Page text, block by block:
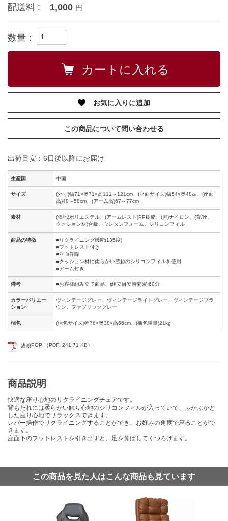
配送料 : 1,000 円
数量：
お気に入りに追加
この商品について問い合わせる
出荷目安：6日後以降にお届け
生産国 中国
サイズ
(外寸)幅71×奥71×高111～121cm、(座面サイズ)幅54×奥48㎝、(座面
高)48～58cm、(アーム高)67～77cm
素材
(張地)ポリエステル、(アームレスト)PP樹脂、(脚)ナイロン、(背/座、
クッション材)合板、ウレタンフォーム、シリコンフィル
商品の特徴
■リクライニング機能(135度)
■フットレスト付き
■座面昇降
■クッション材に柔らかい感触のシリコンフィルを使用
■アーム付き
備考 ■お客様組み立て商品、(組立目安時間)約60分
カラーバリエー
ション
ヴィンテージグレー、ヴィンテージライトグレー、ヴィンテージブラ
ウン。ファブリックグレー
梱包 (梱包サイズ)幅76×奥38×高66cm、(梱包重量)21kg
店頭POP （PDF: 241.71 KB）
商品説明
快適な座り心地のリクライニングチェアです。
背もたれには柔らかい触り心地のシリコンフィルが入っていて、ふかふかと
した座り心地でリラックスできます。
レバー操作でリクライニングすることができ、お好みの角度で座ることがで
きます。
座面下のフットレストを引き出すと、足を伸ばしてくつろげます。
この商品を見た人はこんな商品も見ています